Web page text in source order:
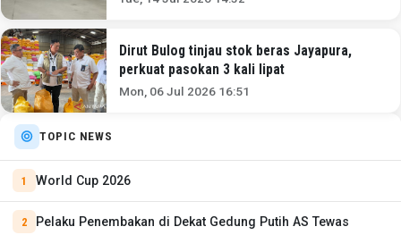
Dirut Bulog tinjau stok beras Jayapura,
perkuat pasokan 3 kali lipat
Mon, 06 Jul 2026 16:51
TOPIC NEWS
World Cup 2026
Pelaku Penembakan di Dekat Gedung Putih AS Tewas